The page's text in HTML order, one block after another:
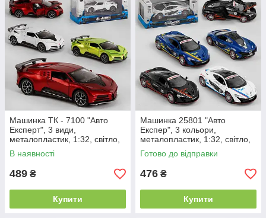
Машинка ТК - 7100 "Авто
Експерт", 3 види,
металопластик, 1:32, світло,
звук, інерція, двері, що
відчиняються
В наявності
489 ₴
Купити
Машинка 25801 "Авто
Експер", 3 кольори,
металопластик, 1:32, світло,
звук, інерція, відчиняються
двері, капот
Готово до відправки
476 ₴
Купити